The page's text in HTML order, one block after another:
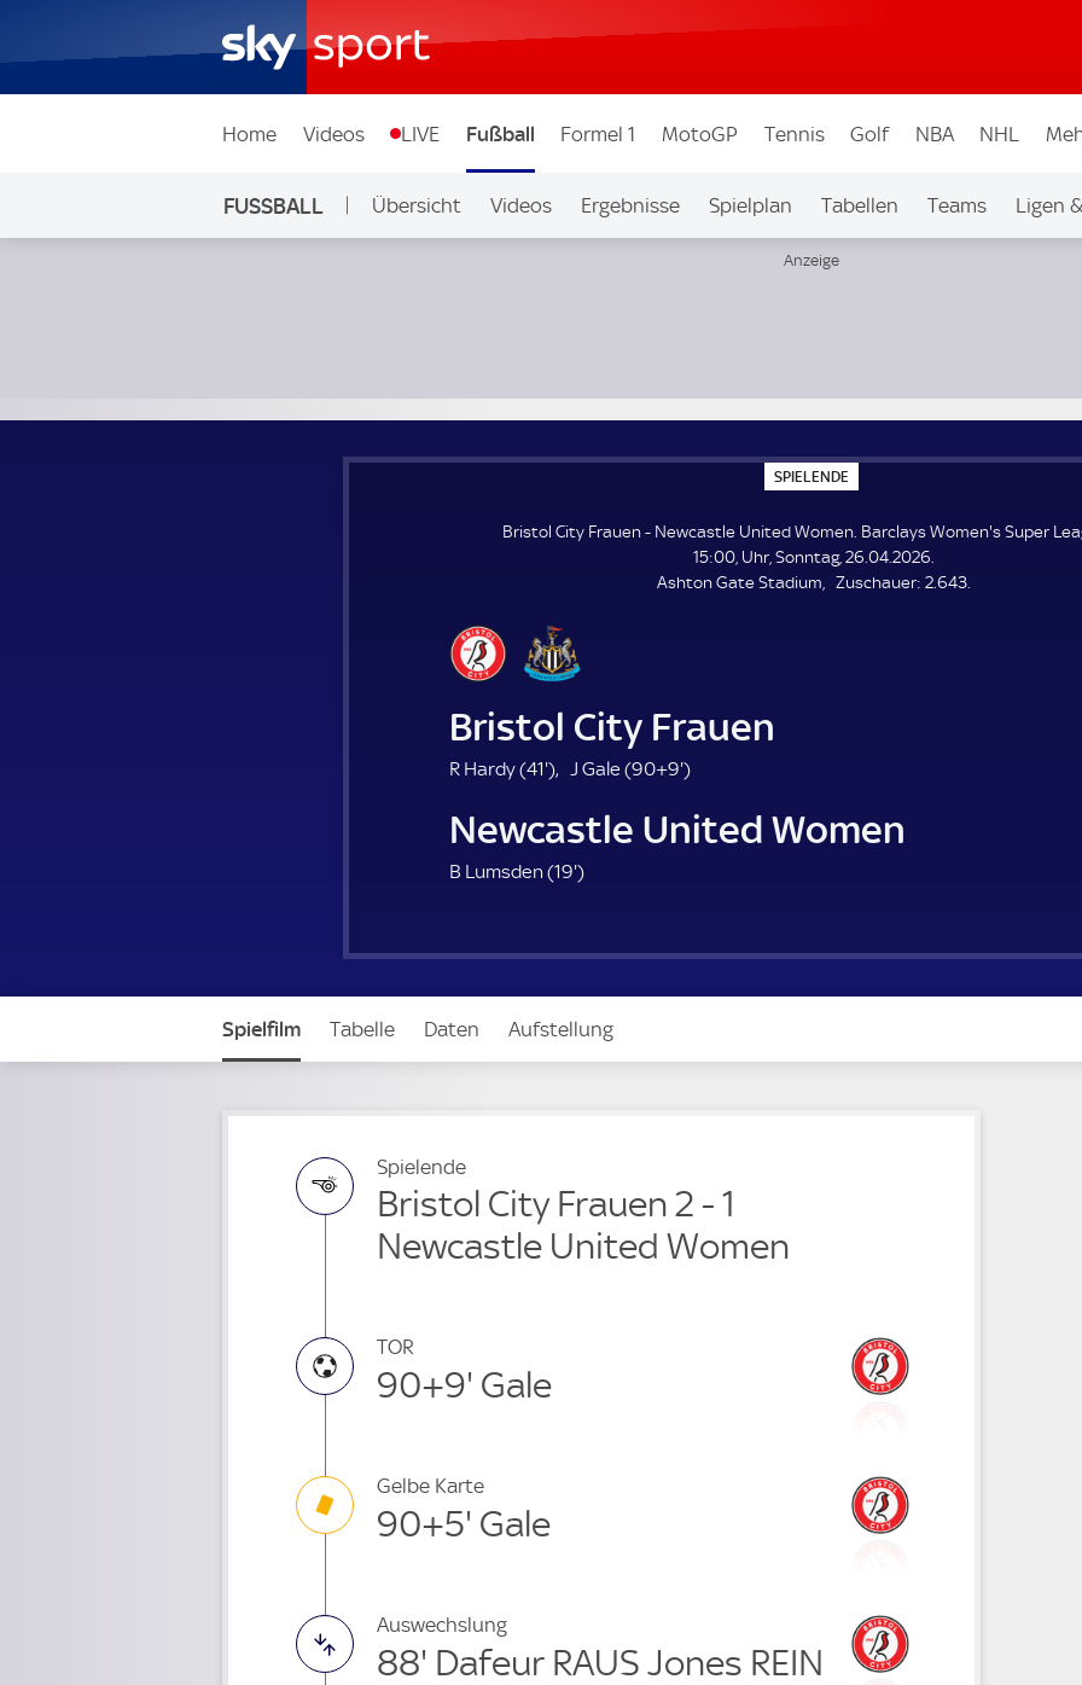
Home Videos LIVE Fußball Formel 1 MotoGP Tennis Golf NBA NHL
FUSSBALL Übersicht Videos Ergebnisse Spielplan Tabellen Teams Ligen
SPIELENDE
P
E
L
E
N
Bristol City Frauen - Newcastle United Women. Barclays Women's Super
15:00, Uhr, Sonntag, 26.04.2026.
Ashton Gate Stadium
Zuschauer: Z
2.643.
Bristol City Frauen
R Hardy (41'4
.
m
i
t
) J Gale (90+9'9
.
m
t
)
Newcastle United Women
B Lumsden (19'1
m
n
u
)
Spielfilm Tabelle Daten Aufstellung
Spielende
Bristol City Frauen 2 - 1
Newcastle United Women
TOR
90+9' Gale
Gelbe Karte
90+5' Gale
Auswechslung
88' Dafeur RAUS Jones REIN